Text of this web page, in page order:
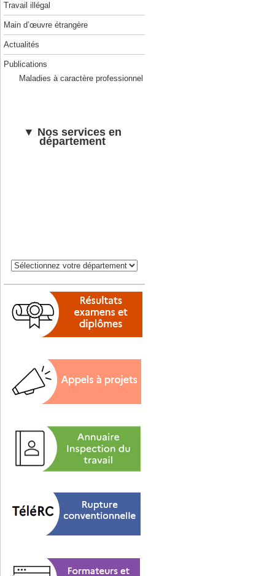
Travail illégal
Main d’œuvre étrangère
Actualités
Publications
Maladies à caractère professionnel
▼ Nos services en
département